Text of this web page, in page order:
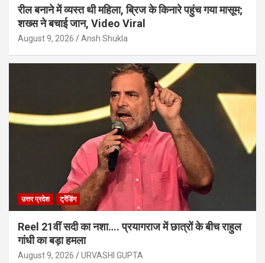
रील बनाने में व्यस्त थी महिला, ब्रिज के किनारे पहुंच गया मासूम;
शख्स ने बचाई जान, Video Viral
August 9, 2026 Ansh Shukla
उत्तर प्रदेश ट्रेंडिंग
Reel 21वीं सदी का नशा…. प्रयागराज में छात्रों के बीच राहुल
गांधी का बड़ा हमला
August 9, 2026 URVASHI GUPTA